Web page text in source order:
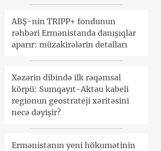
ABŞ-nin TRIPP+ fondunun
rəhbəri Ermənistanda danışıqlar
aparır: müzakirələrin detalları
Xəzərin dibində ilk rəqəmsal
körpü: Sumqayıt-Aktau kabeli
regionun geostrateji xəritəsini
necə dəyişir?
Ermənistanın yeni hökumətinin